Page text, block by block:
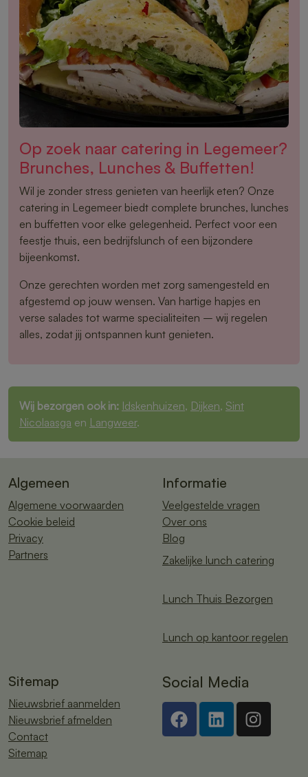
Op zoek naar catering in Legemeer?
Brunches, Lunches & Buffetten!
Wil je zonder stress genieten van heerlijk eten? Onze
catering in Legemeer biedt complete brunches, lunches
en buffetten voor elke gelegenheid. Perfect voor een
feestje thuis, een bedrijfslunch of een bijzondere
bijeenkomst.
Onze gerechten worden met zorg samengesteld en
afgestemd op jouw wensen. Van hartige hapjes en
verse salades tot warme specialiteiten – wij regelen
alles, zodat jij ontspannen kunt genieten.
Wij bezorgen ook in: Idskenhuizen, Dijken, Sint
Nicolaasga en Langweer.
Algemeen
Algemene voorwaarden
Cookie beleid
Privacy
Partners
Informatie
Veelgestelde vragen
Over ons
Blog
Zakelijke lunch catering
Lunch Thuis Bezorgen
Lunch op kantoor regelen
Sitemap
Nieuwsbrief aanmelden
Nieuwsbrief afmelden
Contact
Sitemap
Social Media